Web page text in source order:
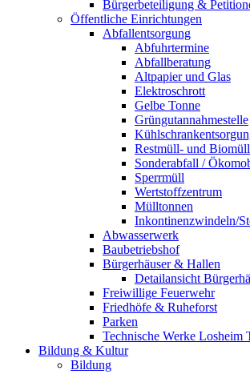
Bürgerbeteiligung &
Öffentliche Einrichtungen
Abfallentsorgung
Abfuhrtermine
Abfallberatung
Altpapier und Glas
Elektroschrott
Gelbe Tonne
Grüngutannahmestelle
Restmüll- und
Sonderabfall /
Sperrmüll
Wertstoffzentrum
Mülltonnen
Inkontinenzwindeln/
Abwasserwerk
Baubetriebshof
Bürgerhäuser & Hallen
Detailansicht
Freiwillige Feuerwehr
Friedhöfe & Ruheforst
Parken
Technische Werke Losheim
Bildung & Kultur
Bildung